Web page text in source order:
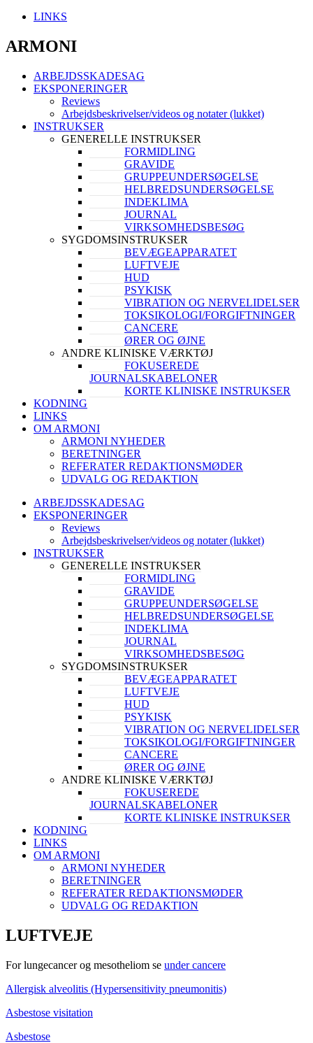
LINKS
ARMONI
ARBEJDSSKADESAG
EKSPONERINGER
Reviews
Arbejdsbeskrivelser/videos og notater (lukket)
INSTRUKSER
GENERELLE INSTRUKSER
FORMIDLING
GRAVIDE
GRUPPEUNDERSØGELSE
HELBREDSUNDERSØGELSE
INDEKLIMA
JOURNAL
VIRKSOMHEDSBESØG
SYGDOMSINSTRUKSER
BEVÆGEAPPARATET
LUFTVEJE
HUD
PSYKISK
VIBRATION OG NERVELIDELSER
TOKSIKOLOGI/FORGIFTNINGER
CANCERE
ØRER OG ØJNE
ANDRE KLINISKE VÆRKTØJ
FOKUSEREDE
JOURNALSKABELONER
KORTE KLINISKE INSTRUKSER
KODNING
LINKS
OM ARMONI
ARMONI NYHEDER
BERETNINGER
REFERATER REDAKTIONSMØDER
UDVALG OG REDAKTION
ARBEJDSSKADESAG
EKSPONERINGER
Reviews
Arbejdsbeskrivelser/videos og notater (lukket)
INSTRUKSER
GENERELLE INSTRUKSER
FORMIDLING
GRAVIDE
GRUPPEUNDERSØGELSE
HELBREDSUNDERSØGELSE
INDEKLIMA
JOURNAL
VIRKSOMHEDSBESØG
SYGDOMSINSTRUKSER
BEVÆGEAPPARATET
LUFTVEJE
HUD
PSYKISK
VIBRATION OG NERVELIDELSER
TOKSIKOLOGI/FORGIFTNINGER
CANCERE
ØRER OG ØJNE
ANDRE KLINISKE VÆRKTØJ
FOKUSEREDE
JOURNALSKABELONER
KORTE KLINISKE INSTRUKSER
KODNING
LINKS
OM ARMONI
ARMONI NYHEDER
BERETNINGER
REFERATER REDAKTIONSMØDER
UDVALG OG REDAKTION
LUFTVEJE
For lungecancer og mesotheliom se under cancere
Allergisk alveolitis (Hypersensitivity pneumonitis)
Asbestose visitation
Asbestose